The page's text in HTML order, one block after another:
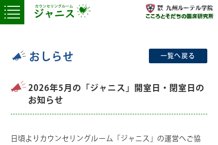
一覧へ戻る
おしらせ
2026年5月の「ジャニス」開室日・閉室日の
お知らせ
日頃よりカウンセリングルーム「ジャニス」の運営へご協